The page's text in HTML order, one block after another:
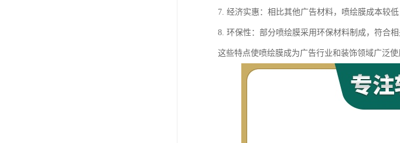
7. 经济实惠：相比其他广告材料，喷绘膜成本较
8. 环保性：部分喷绘膜采用环保材料制成，符合
这些特点使喷绘膜成为广告行业和装饰领域广泛使